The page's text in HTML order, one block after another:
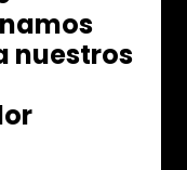
nuestros